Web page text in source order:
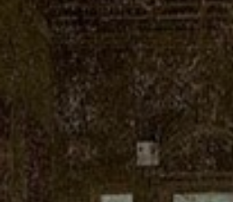
Vinci, le
passait
à juste